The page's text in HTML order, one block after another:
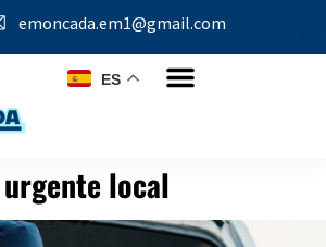
emoncada.em1@gmail.com
ES
local